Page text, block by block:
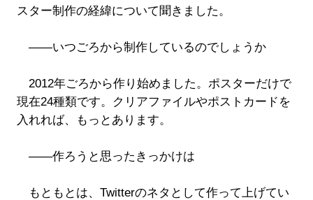
スター制作の経緯について聞きました。
――いつごろから制作しているのでしょうか
2012年ごろから作り始めました。ポスターだけで
現在24種類です。クリアファイルやポストカードを
入れれば、もっとあります。
――作ろうと思ったきっかけは
もともとは、Twitterのネタとして作って上げてい